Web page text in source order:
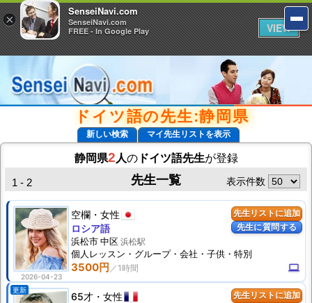
ドイツ語の先生:静岡県
新しい検索 マイ先生リストを表示
静岡県2 人のドイツ語先生が登録
先生一覧
1 - 2 表示件数
先生リストに追加
先生に質問する
2026-04-23
空欄 女性
3500円 computer
ロシア語
浜松市 中区 浜松駅
個人 レッスン ・グループ・会社・子供・特別
先生リストに追加
更新
65才 女性
×
SenseiNavi.com
SenseiNavi.com
FREE - In Google Play
VIEW
×
SenseiNavi.com
SenseiNavi.com
FREE - In Google Play
VIEW